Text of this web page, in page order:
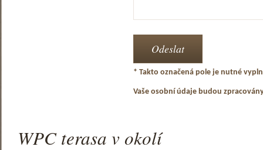
* Takto označená pole je nutné
Vaše osobní údaje budou
WPC terasa v okolí